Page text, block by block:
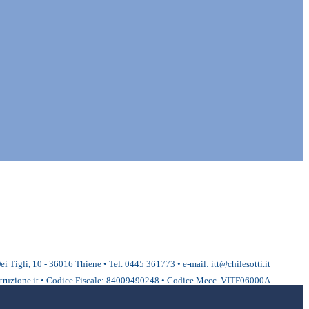
Tigli, 10 - 36016 Thiene • Tel. 0445 361773 • e-mail: itt@chilesotti.it
• Codice Fiscale: 84009490248 • Codice Mecc. VITF06000A